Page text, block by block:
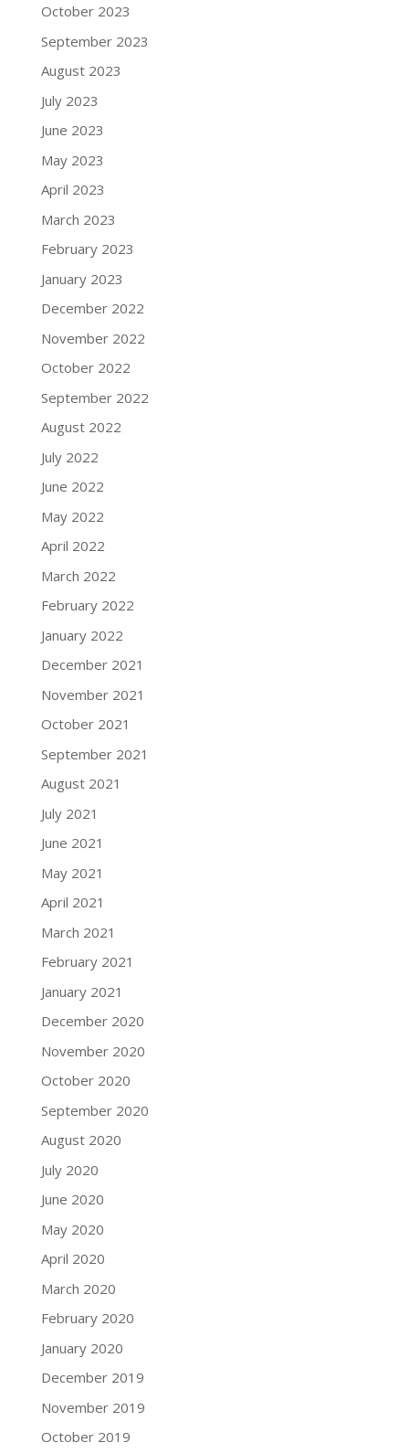
October 2023
September 2023
August 2023
July 2023
June 2023
May 2023
April 2023
March 2023
February 2023
January 2023
December 2022
November 2022
October 2022
September 2022
August 2022
July 2022
June 2022
May 2022
April 2022
March 2022
February 2022
January 2022
December 2021
November 2021
October 2021
September 2021
August 2021
July 2021
June 2021
May 2021
April 2021
March 2021
February 2021
January 2021
December 2020
November 2020
October 2020
September 2020
August 2020
July 2020
June 2020
May 2020
April 2020
March 2020
February 2020
January 2020
December 2019
November 2019
October 2019